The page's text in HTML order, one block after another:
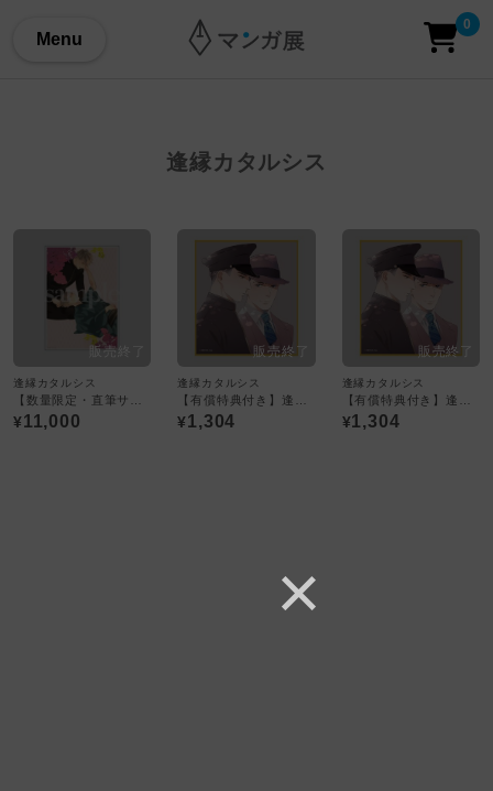
Menu
0
逢縁カタルシス
逢縁カタルシス
¥11,000
逢縁カタルシス
¥1,304
逢縁カタルシス
¥1,304